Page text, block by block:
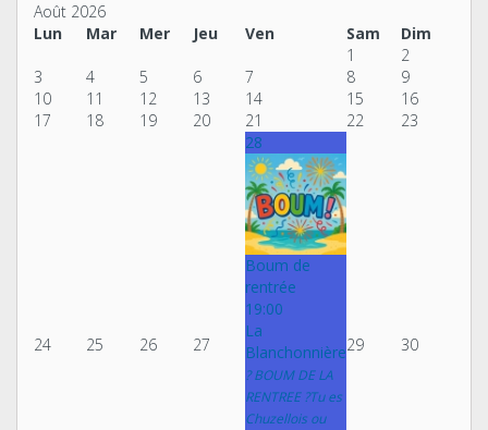
Août 2026
Lun
Mar Mer Jeu Ven Sam
Dim
1
2
3
4 5 6 7 8
9
10
11 12 13 14 15
16
17
18 19 20 21 22 23
24 25 26 27
28
Boum de
rentrée
19:00
La
Blanchonnière
? BOUM DE LA
RENTREE ?Tu es
Chuzellois ou
29 30